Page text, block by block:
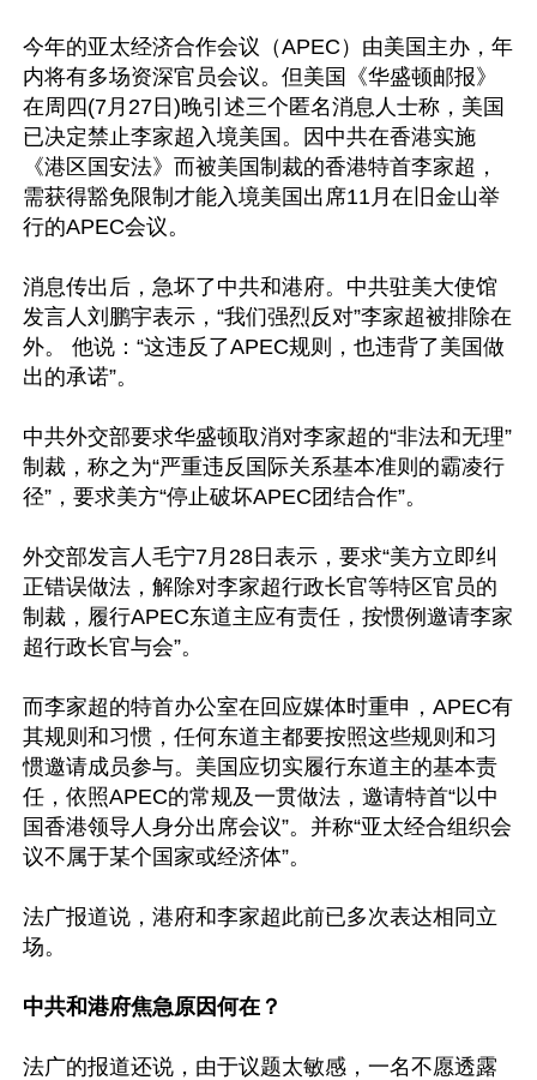
今年的亚太经济合作会议（APEC）由美国主办，年
内将有多场资深官员会议。但美国《华盛顿邮报》
在周四(7月27日)晚引述三个匿名消息人士称，美国
已决定禁止李家超入境美国。因中共在香港实施
《港区国安法》而被美国制裁的香港特首李家超，
需获得豁免限制才能入境美国出席11月在旧金山举
行的APEC会议。
消息传出后，急坏了中共和港府。中共驻美大使馆
发言人刘鹏宇表示，“我们强烈反对”李家超被排除在
外。 他说：“这违反了APEC规则，也违背了美国做
出的承诺”。
中共外交部要求华盛顿取消对李家超的“非法和无理”
制裁，称之为“严重违反国际关系基本准则的霸凌行
径”，要求美方“停止破坏APEC团结合作”。
外交部发言人毛宁7月28日表示，要求“美方立即纠
正错误做法，解除对李家超行政长官等特区官员的
制裁，履行APEC东道主应有责任，按惯例邀请李家
超行政长官与会”。
而李家超的特首办公室在回应媒体时重申，APEC有
其规则和习惯，任何东道主都要按照这些规则和习
惯邀请成员参与。美国应切实履行东道主的基本责
任，依照APEC的常规及一贯做法，邀请特首“以中
国香港领导人身分出席会议”。并称“亚太经合组织会
议不属于某个国家或经济体”。
法广报道说，港府和李家超此前已多次表达相同立
场。
中共和港府焦急原因何在？
法广的报道还说，由于议题太敏感，一名不愿透露